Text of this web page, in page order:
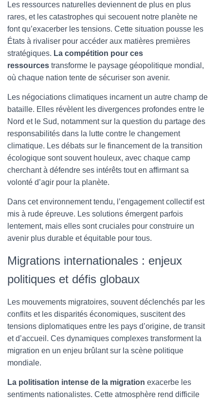
Les ressources naturelles deviennent de plus en plus
rares, et les catastrophes qui secouent notre planète ne
font qu’exacerber les tensions. Cette situation pousse les
États à rivaliser pour accéder aux matières premières
stratégiques. La compétition pour ces
ressources transforme le paysage géopolitique mondial,
où chaque nation tente de sécuriser son avenir.
Les négociations climatiques incarnent un autre champ de
bataille. Elles révèlent les divergences profondes entre le
Nord et le Sud, notamment sur la question du partage des
responsabilités dans la lutte contre le changement
climatique. Les débats sur le financement de la transition
écologique sont souvent houleux, avec chaque camp
cherchant à défendre ses intérêts tout en affirmant sa
volonté d’agir pour la planète.
Dans cet environnement tendu, l’engagement collectif est
mis à rude épreuve. Les solutions émergent parfois
lentement, mais elles sont cruciales pour construire un
avenir plus durable et équitable pour tous.
Migrations internationales : enjeux
politiques et défis globaux
Les mouvements migratoires, souvent déclenchés par les
conflits et les disparités économiques, suscitent des
tensions diplomatiques entre les pays d’origine, de transit
et d’accueil. Ces dynamiques complexes transforment la
migration en un enjeu brûlant sur la scène politique
mondiale.
La politisation intense de la migration exacerbe les
sentiments nationalistes. Cette atmosphère rend difficile